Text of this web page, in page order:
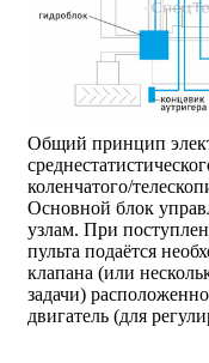
Общий принцип
коленчатого/
Основной блок
узлам. При
пульта подаётся
клапана (или
задачи)
двигатель (для